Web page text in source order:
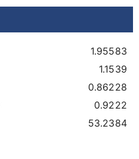
1.95583
1.1539
0.86228
0.9222
53.2384